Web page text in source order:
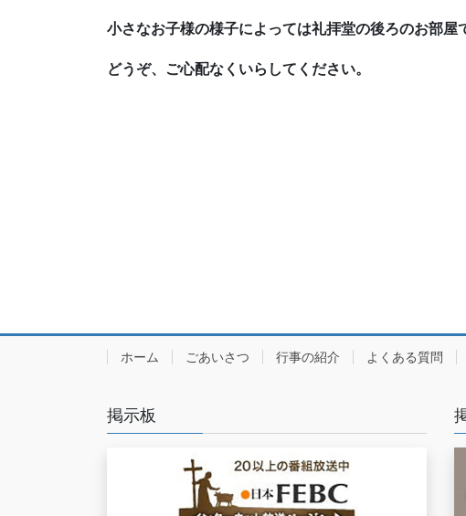
小さなお子様の様子によっては礼拝堂の後ろのお部屋
どうぞ、ご心配なくいらしてください。
ホーム ごあいさつ 行事の紹介 よくある質問
掲示板